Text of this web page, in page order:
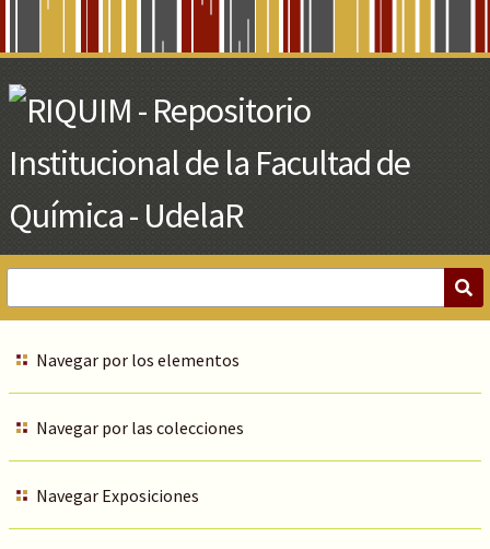
Main
Content
Navegar por los elementos
Navegar por las colecciones
Navegar Exposiciones